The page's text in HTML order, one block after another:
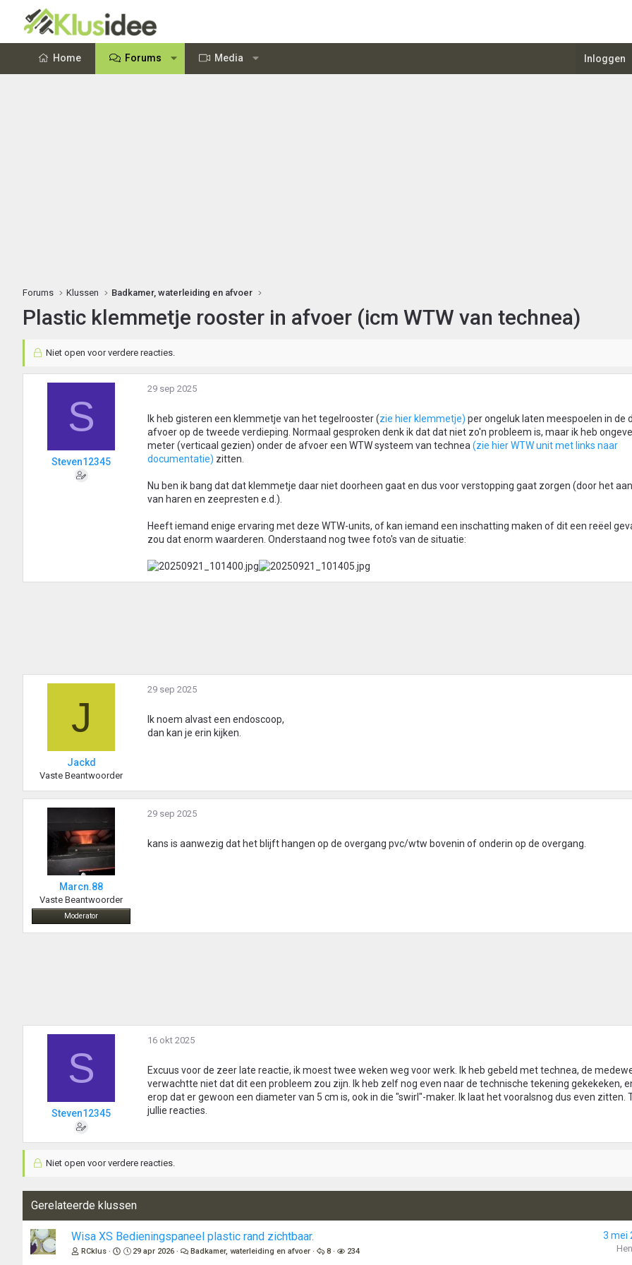
Home Forums Media Inloggen
Forums Klussen Badkamer, waterleiding en afvoer
Plastic klemmetje rooster in afvoer (icm WTW van technea)
Niet open voor verdere reacties.
S
Steven12345
29 sep 2025
Ik heb gisteren een klemmetje van het tegelrooster (zie hier klemmetje) per ongeluk laten meespoelen in de
afvoer op de tweede verdieping. Normaal gesproken denk ik dat dat niet zo'n probleem is, maar ik heb
meter (verticaal gezien) onder de afvoer een WTW systeem van technea (zie hier WTW unit met links naar
documentatie) zitten.
Nu ben ik bang dat dat klemmetje daar niet doorheen gaat en dus voor verstopping gaat zorgen (door het
van haren en zeepresten e.d.).
Heeft iemand enige ervaring met deze WTW-units, of kan iemand een inschatting maken of dit een reëel
zou dat enorm waarderen. Onderstaand nog twee foto's van de situatie:
J
Jackd
Vaste Beantwoorder
29 sep 2025
Ik noem alvast een endoscoop,
dan kan je erin kijken.
Marcn.88
Vaste Beantwoorder
Moderator
29 sep 2025
kans is aanwezig dat het blijft hangen op de overgang pvc/wtw bovenin of onderin op de overgang.
S
Steven12345
16 okt 2025
Excuus voor de zeer late reactie, ik moest twee weken weg voor werk. Ik heb gebeld met technea, de
verwachtte niet dat dit een probleem zou zijn. Ik heb zelf nog even naar de technische tekening gekekeken,
erop dat er gewoon een diameter van 5 cm is, ook in die "swirl"-maker. Ik laat het vooralsnog dus even zitten.
jullie reacties.
Niet open voor verdere reacties.
Gerelateerde klussen
Wisa XS Bedieningspaneel plastic rand zichtbaar.
RCklus 29 apr 2026 Badkamer, waterleiding en afvoer 8 234
3 mei